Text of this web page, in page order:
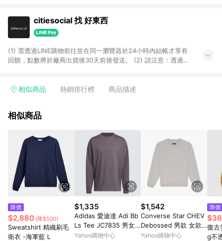
citiesocial 找 好東西
(1) 需透過LINE購物前往並在同一瀏覽器於24小時內結帳才享有
回饋，點數將於廠商出貨後30天前後發送。 (2) 請注意：透過
相似商品 熱銷排行榜 商品描述
相似商品
降價
$2,880 (降$500)
Sweatshirt 精織刷毛
衛衣 -海軍藍 L
$1,335
Adidas 愛迪達 Adi Bb
Ls Tee JC7835 男女
長袖上衣 休閒長袖 灰
Yahoo購物中心
$1,542
Converse Star CHEV
Debossed 男款 女款
灰色 休閒 圓領 長袖 10
Yahoo購物中心
降價
復古
g不